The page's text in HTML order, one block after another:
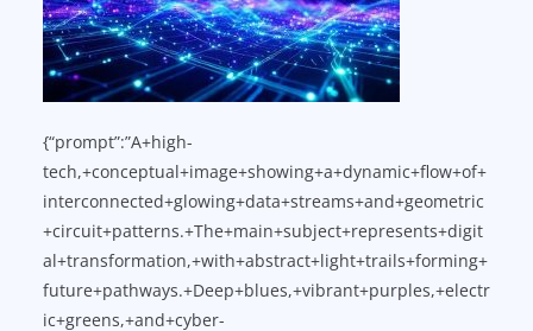
{“prompt”:”A+high-
tech,+conceptual+image+showing+a+dynamic+flow+of+
interconnected+glowing+data+streams+and+geometric
+circuit+patterns.+The+main+subject+represents+digit
al+transformation,+with+abstract+light+trails+forming+
future+pathways.+Deep+blues,+vibrant+purples,+electr
ic+greens,+and+cyber-